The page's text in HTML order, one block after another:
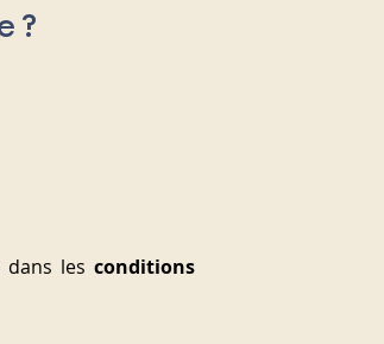
?
dans les conditions